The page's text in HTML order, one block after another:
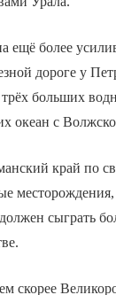
ещё более
дороге у
больших
океан с
край по
сыграть
скорее